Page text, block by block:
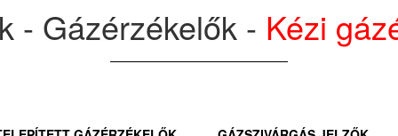
- Gázérzékelők - Kézi